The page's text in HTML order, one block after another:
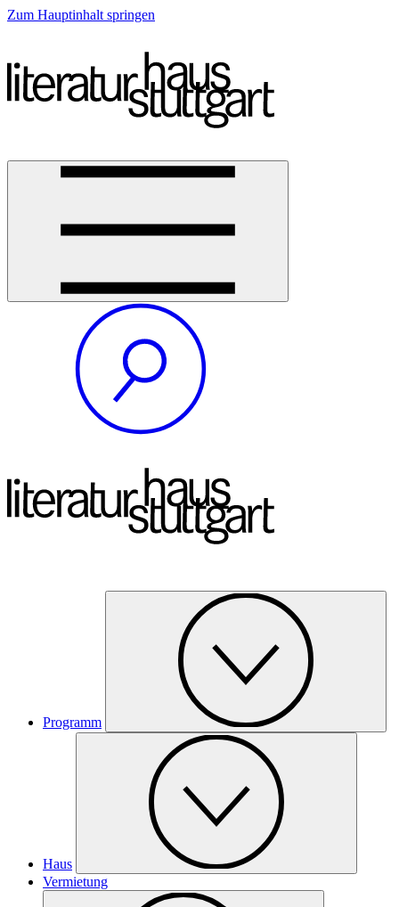
Zum Hauptinhalt springen
Programm
Haus
Vermietung